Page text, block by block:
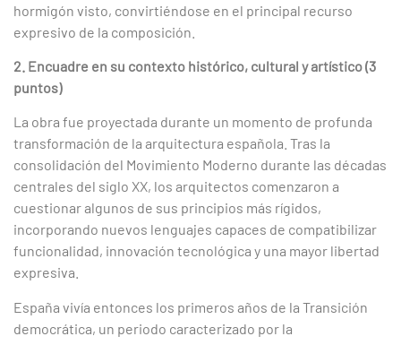
hormigón visto, convirtiéndose en el principal recurso
expresivo de la composición.
2. Encuadre en su contexto histórico, cultural y artístico (3
puntos)
La obra fue proyectada durante un momento de profunda
transformación de la arquitectura española. Tras la
consolidación del Movimiento Moderno durante las décadas
centrales del siglo XX, los arquitectos comenzaron a
cuestionar algunos de sus principios más rígidos,
incorporando nuevos lenguajes capaces de compatibilizar
funcionalidad, innovación tecnológica y una mayor libertad
expresiva.
España vivía entonces los primeros años de la Transición
democrática, un periodo caracterizado por la